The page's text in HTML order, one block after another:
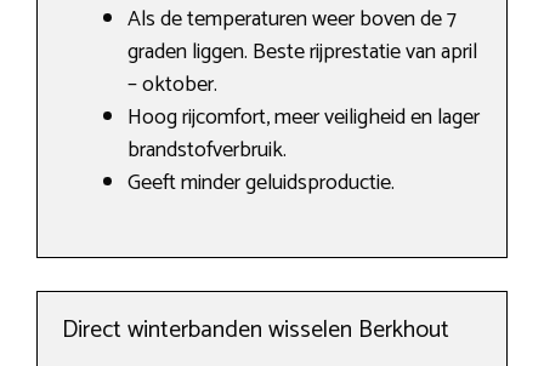
Als de temperaturen weer boven de 7
graden liggen. Beste rijprestatie van april
– oktober.
Hoog rijcomfort, meer veiligheid en lager
brandstofverbruik.
Geeft minder geluidsproductie.
Direct winterbanden wisselen Berkhout